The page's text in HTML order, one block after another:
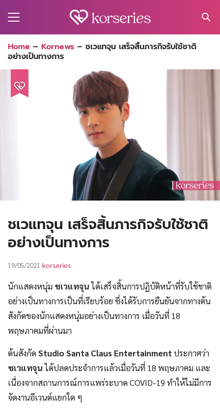
for:
Home – Kornews – ชเวแทจุน เสร็จสิ้นภารกิจรับใช้ชาติ
อย่างเป็นทางการ
ชเวแทจุน เสร็จสิ้นภารกิจรับใช้ชาติ
อย่างเป็นทางการ
19/05/2021 korseries
นักแสดงหนุ่ม ชเวแทจุนได้เสร็จสิ้นการปฏิบัติหน้าที่รับใช้ชาติ
อย่างเป็นทางการเป็นที่เรียบร้อย ซึ่งได้รับการยืนยันจากทางต้น
สังกัดของนักแสดงหนุ่มอย่างเป็นทางการ เมื่อวันที่ 18
พฤษภาคมที่ผ่านมา
ต้นสังกัดStudio Santa Claus Entertainment ประกาศว่า
ชเวแทจุนได้ปลดประจำการแล้วเมื่อวันที่ 18 พฤษภาคม และ
เนื่องจากสถานการณ์การแพร่ระบาด COVID-19 ทำให้ไม่มีการ
จัดงานอีเวนต์แยกใด ๆ